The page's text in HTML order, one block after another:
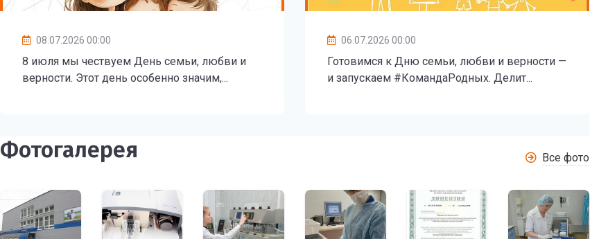
08.07.2026 00:00
8 июля мы чествуем День семьи, любви и
верности. Этот день особенно значим,...
06.07.2026 00:00
Готовимся к Дню семьи, любви и верности —
и запускаем #КомандаРодных. Делит...
Фотогалерея Все фото